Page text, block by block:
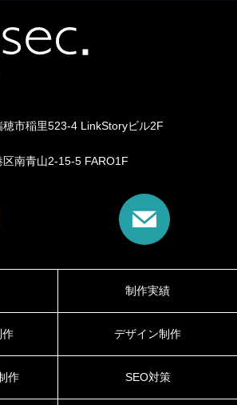
市稲里523-4 LinkStoryビル2F
南青山2-15-5 FARO1F
制作実績
作 デザイン制作
作 SEO対策